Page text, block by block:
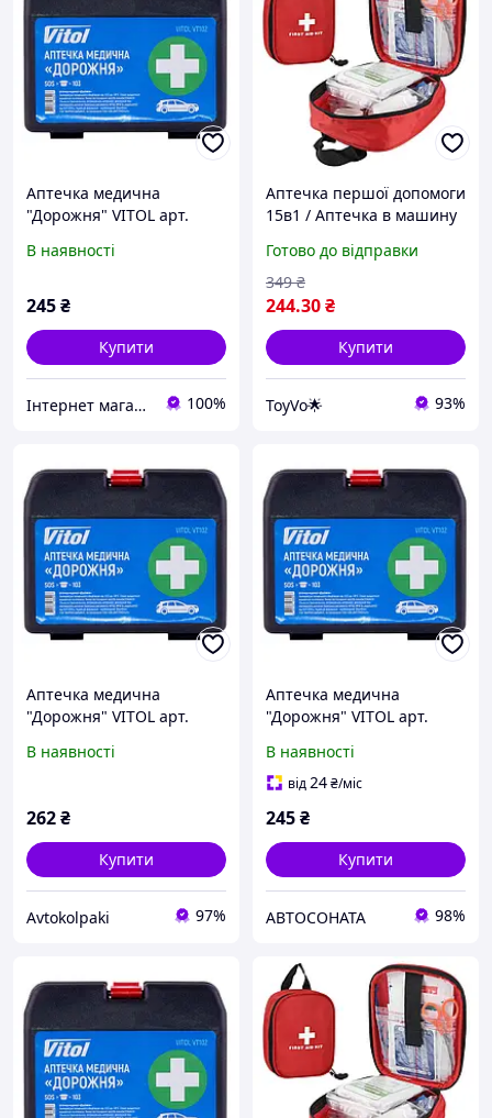
Аптечка медична
"Дорожня" VITOL арт.
В наявності
245₴
Купити
Інтернет магазин stroymag.dp.ua 100%
Аптечка першої допомоги
15в1 / Аптечка в машину
Аптечка медична
Готово до відправки
244.30₴
349 ₴
Купити
ToyVo🌟 93%
Аптечка медична
"Дорожня" VITOL арт.
В наявності
262₴
Купити
Avtokolpaki 97%
Аптечка медична
"Дорожня" VITOL арт.
В наявності
від24₴/міс
245₴
Купити
АВТОСОНАТА 98%